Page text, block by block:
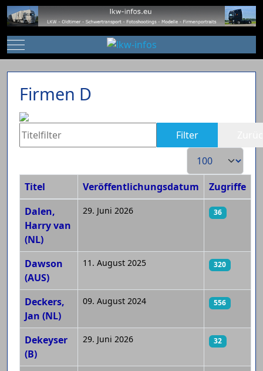
Mobile Menu Toggle
Firmen D
Titelfilter Filter
Anzeige #
Beiträge
Titel Veröffentlichungsdatum
Zugriffe
Dalen,
Harry van
(NL)
29. Juni 2026 36
Dawson
(AUS)
11. August 2025 320
Deckers,
Jan (NL)
09. August 2024 556
Dekeyser
(B)
29. Juni 2026 32